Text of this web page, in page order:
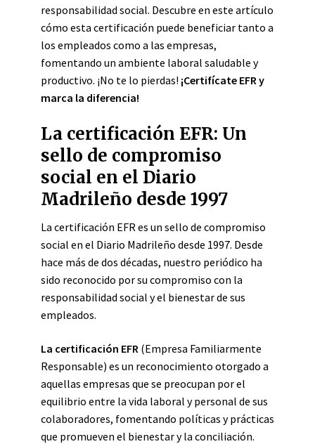
responsabilidad social. Descubre en este artículo
cómo esta certificación puede beneficiar tanto a
los empleados como a las empresas,
fomentando un ambiente laboral saludable y
productivo. ¡No te lo pierdas! ¡Certifícate EFR y
marca la diferencia!
La certificación EFR: Un
sello de compromiso
social en el Diario
Madrileño desde 1997
La certificación EFR es un sello de compromiso
social en el Diario Madrileño desde 1997. Desde
hace más de dos décadas, nuestro periódico ha
sido reconocido por su compromiso con la
responsabilidad social y el bienestar de sus
empleados.
La certificación EFR (Empresa Familiarmente
Responsable) es un reconocimiento otorgado a
aquellas empresas que se preocupan por el
equilibrio entre la vida laboral y personal de sus
colaboradores, fomentando políticas y prácticas
que promueven el bienestar y la conciliación.